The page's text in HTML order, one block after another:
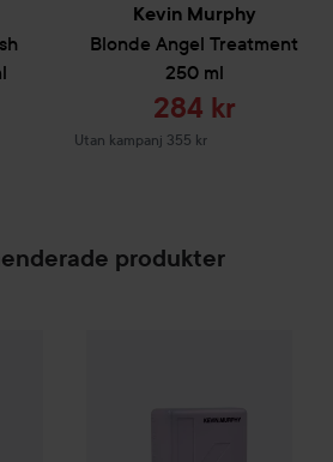
Kevin Murphy
Blonde Angel Treatment
250 ml
Reapris
284 kr
Utan kampanj 355 kr
produkter